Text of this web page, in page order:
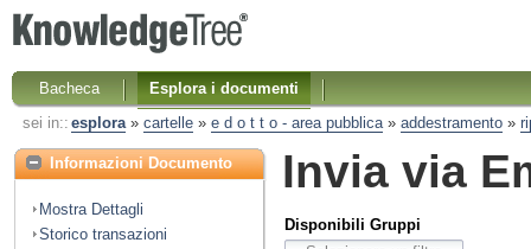
Bacheca
Esplora i documenti
sei in:: esplora» cartelle» e d o t t o - area pubblica» addestramento»
Informazioni Documento
Mostra Dettagli
Storico transazioni
Invia via
Disponibili Gruppi